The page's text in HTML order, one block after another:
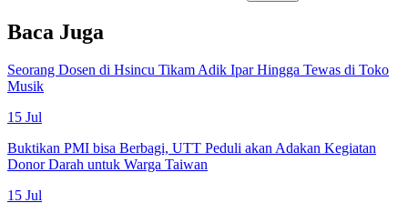
Baca Juga
Seorang Dosen di Hsincu Tikam Adik Ipar Hingga Tewas di Toko
Musik
15 Jul
Buktikan PMI bisa Berbagi, UTT Peduli akan Adakan Kegiatan
Donor Darah untuk Warga Taiwan
15 Jul